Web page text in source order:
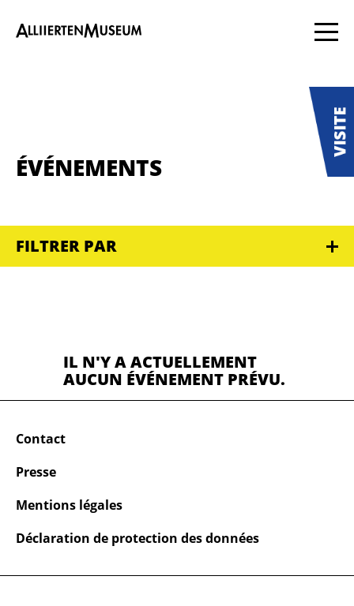
ÉVÉNEMENTS
FILTRER PAR
IL N'Y A ACTUELLEMENT
AUCUN ÉVÉNEMENT PRÉVU.
Contact
Presse
Mentions légales
Déclaration de protection des données